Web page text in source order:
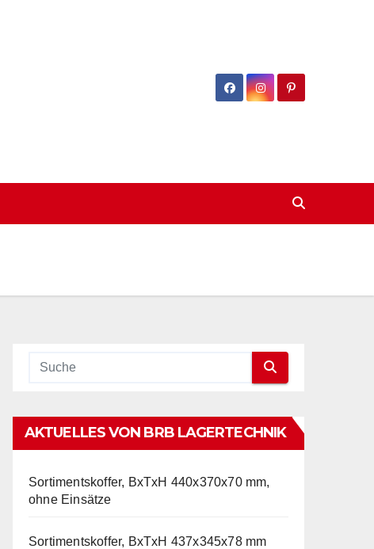
AKTUELLES VON BRB LAGERTECHNIK
Sortimentskoffer, BxTxH 440x370x70 mm,
ohne Einsätze
Sortimentskoffer, BxTxH 437x345x78 mm